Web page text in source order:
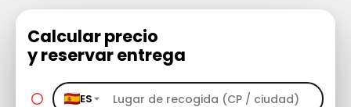
Calcular precio
y reservar entrega
ES